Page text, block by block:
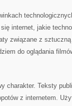
internet, jakie
związane z
do oglądania
charakter. Teksty
z internetem.